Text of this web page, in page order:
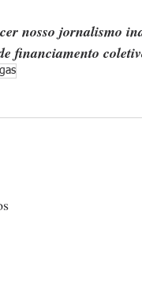
nosso jornalismo
financiamento